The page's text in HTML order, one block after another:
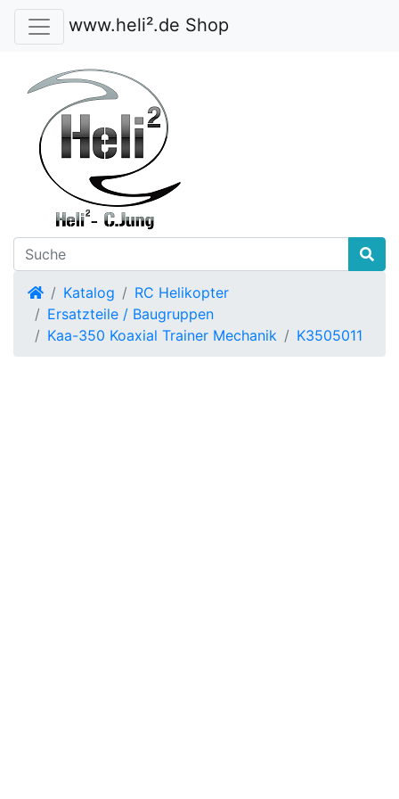
www.heli².de Shop
Startseite
Katalog
RC Helikopter
Ersatzteile / Baugruppen
Kaa-350 Koaxial Trainer Mechanik
K3505011